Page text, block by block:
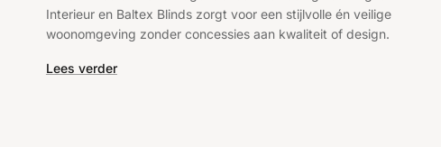
Interieur en Baltex Blinds zorgt voor een stijlvolle én veilige
woonomgeving zonder concessies aan kwaliteit of design.
Lees verder